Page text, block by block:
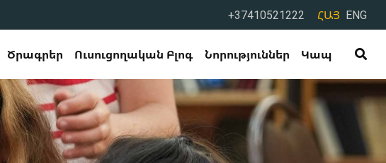
+37410521222 ՀԱՅ ENG
Ծրագրեր Ուսուցողական Բլոգ Նորություններ Կապ